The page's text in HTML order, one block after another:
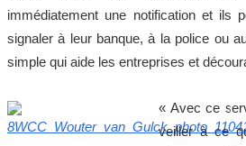
immédiatement une notification et ils
signaler à leur banque, à la police ou
simple qui aide les entreprises et
« Avec ce
veiller à ce